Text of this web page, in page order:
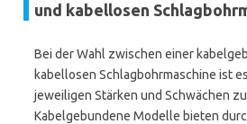
und kabellosen
Bei der Wahl zwischen einer
kabellosen Schlagbohrmaschine ist
jeweiligen Stärken und Schwächen
Kabelgebundene Modelle bieten